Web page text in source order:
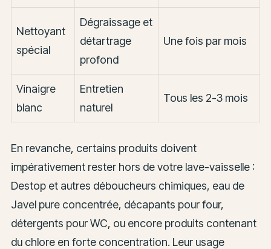
Nettoyant
spécial
Dégraissage et
détartrage
profond
Une fois par mois
Vinaigre
blanc
Entretien
naturel
Tous les 2-3 mois
En revanche, certains produits doivent
impérativement rester hors de votre lave-vaisselle :
Destop et autres déboucheurs chimiques, eau de
Javel pure concentrée, décapants pour four,
détergents pour WC, ou encore produits contenant
du chlore en forte concentration. Leur usage